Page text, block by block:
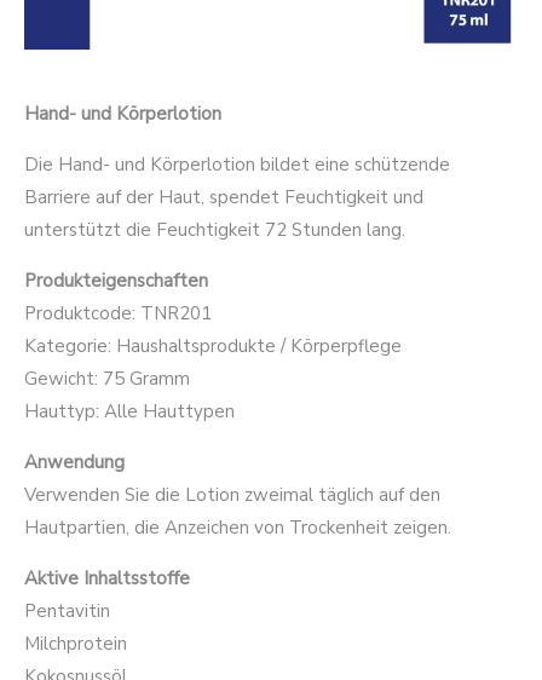
Hand- und Körperlotion
Die Hand- und Körperlotion bildet eine schützende
Barriere auf der Haut, spendet Feuchtigkeit und
unterstützt die Feuchtigkeit 72 Stunden lang.
Produkteigenschaften
Produktcode: TNR201
Kategorie: Haushaltsprodukte / Körperpflege
Gewicht: 75 Gramm
Hauttyp: Alle Hauttypen
Anwendung
Verwenden Sie die Lotion zweimal täglich auf den
Hautpartien, die Anzeichen von Trockenheit zeigen.
Aktive Inhaltsstoffe
Pentavitin
Milchprotein